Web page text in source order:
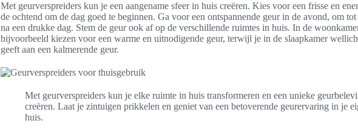
Met geurverspreiders kun je een aangename sfeer in huis creëren. Kies voor een frisse en
de ochtend om de dag goed te beginnen. Ga voor een ontspannende geur in de avond, om
na een drukke dag. Stem de geur ook af op de verschillende ruimtes in huis. In de
bijvoorbeeld kiezen voor een warme en uitnodigende geur, terwijl je in de slaapkamer
geeft aan een kalmerende geur.
Met geurverspreiders kun je elke ruimte in huis transformeren en een unieke
creëren. Laat je zintuigen prikkelen en geniet van een betoverende geurervaring in je
huis.